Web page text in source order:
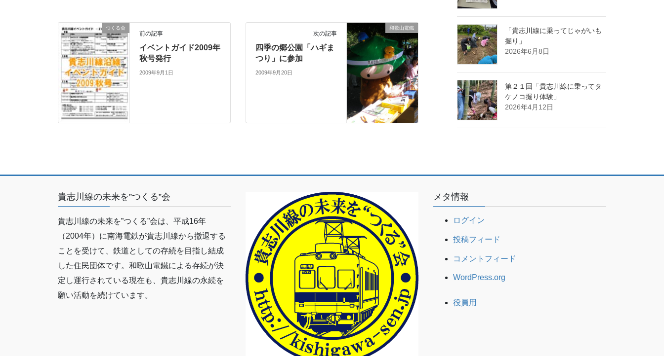
つくる会
前の記事
イベントガイド2009年
秋号発行
2009年9月1日
和歌山電鐵
次の記事
四季の郷公園「ハギま
つり」に参加
2009年9月20日
「貴志川線に乗ってじゃがいも
掘り」
2026年6月8日
第２１回「貴志川線に乗ってタ
ケノコ掘り体験」
2026年4月12日
貴志川線の未来を”つくる”会
貴志川線の未来を”つくる”会は、平成16年
（2004年）に南海電鉄が貴志川線から撤退する
ことを受けて、鉄道としての存続を目指し結成
した住民団体です。和歌山電鐵による存続が決
定し運行されている現在も、貴志川線の永続を
願い活動を続けています。
メタ情報
ログイン
投稿フィード
コメントフィード
WordPress.org
役員用